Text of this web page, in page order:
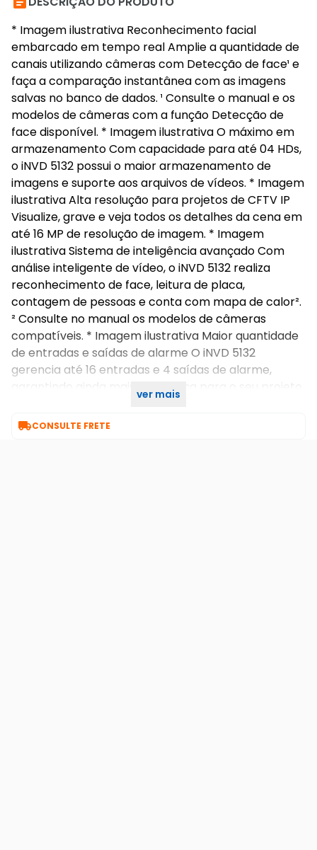
* Imagem ilustrativa Reconhecimento facial
embarcado em tempo real Amplie a quantidade de
canais utilizando câmeras com Detecção de face¹ e
faça a comparação instantânea com as imagens
salvas no banco de dados. ¹ Consulte o manual e os
modelos de câmeras com a função Detecção de
face disponível. * Imagem ilustrativa O máximo em
armazenamento Com capacidade para até 04 HDs,
o iNVD 5132 possui o maior armazenamento de
imagens e suporte aos arquivos de vídeos. * Imagem
ilustrativa Alta resolução para projetos de CFTV IP
Visualize, grave e veja todos os detalhes da cena em
até 16 MP de resolução de imagem. * Imagem
ilustrativa Sistema de inteligência avançado Com
análise inteligente de vídeo, o iNVD 5132 realiza
reconhecimento de face, leitura de placa,
contagem de pessoas e conta com mapa de calor².
² Consulte no manual os modelos de câmeras
compatíveis. * Imagem ilustrativa Maior quantidade
de entradas e saídas de alarme O iNVD 5132
gerencia até 16 entradas e 4 saídas de alarme,
garantindo ainda mais segurança para o seu projeto
ver mais
CONSULTE FRETE